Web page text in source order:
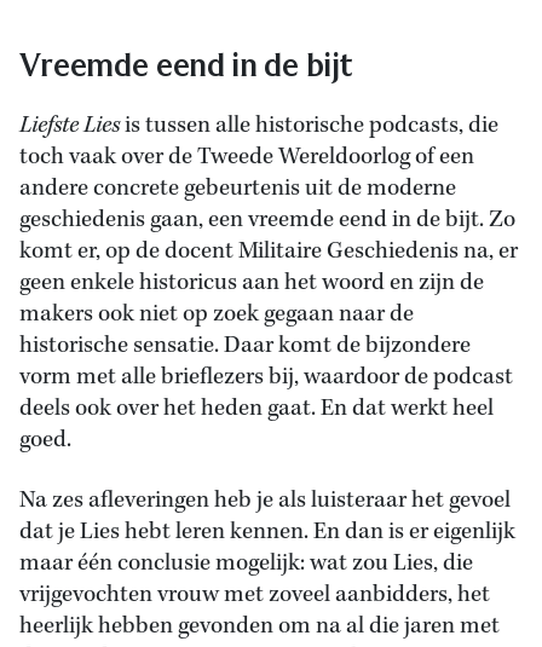
Vreemde eend in de bijt
Liefste Liesis tussen alle historische podcasts, die
toch vaak over de Tweede Wereldoorlog of een
andere concrete gebeurtenis uit de moderne
geschiedenis gaan, een vreemde eend in de bijt. Zo
komt er, op de docent Militaire Geschiedenis na, er
geen enkele historicus aan het woord en zijn de
makers ook niet op zoek gegaan naar de
historische sensatie. Daar komt de bijzondere
vorm met alle brieflezers bij, waardoor de podcast
deels ook over het heden gaat. En dat werkt heel
goed.
Na zes afleveringen heb je als luisteraar het gevoel
dat je Lies hebt leren kennen. En dan is er eigenlijk
maar één conclusie mogelijk: wat zou Lies, die
vrijgevochten vrouw met zoveel aanbidders, het
heerlijk hebben gevonden om na al die jaren met